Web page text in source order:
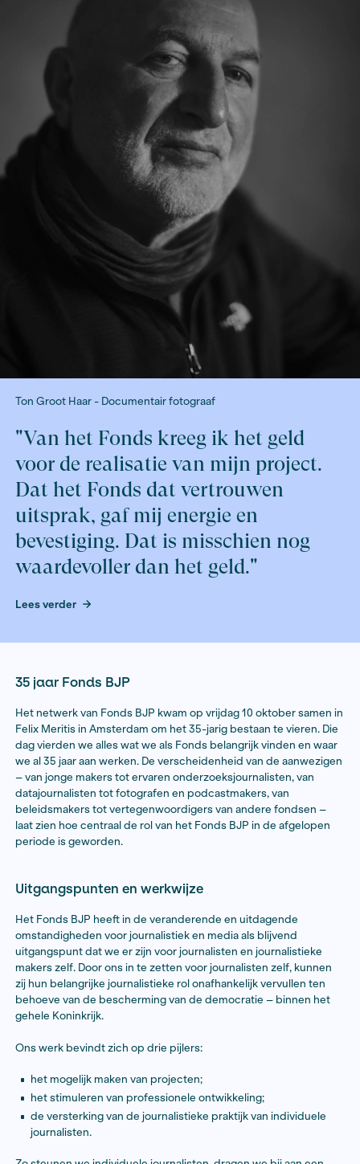
eerste sessie over dit thema.
Inspiratietraject nieuwe media
Het Fonds BJP lanceerde de podcast Perspectief,
van het Inspiratietraject voor journalisten over
vijf afleveringen wordt het veranderende
besproken: van publieksbereik en transparantie tot
uitdagingen van online media, van product thinking
van onafhankelijke journalistiek in een digitale wereld.
Lees meer over de activiteiten, projecten en de
in ons jaarverslag
Ton Groot Haar - Documentair fotograaf
"Van het Fonds kreeg ik het
voor de realisatie van mijn
Dat het Fonds dat vertrouwen
uitsprak, gaf mij energie en
bevestiging. Dat is misschien
waardevoller dan het geld."